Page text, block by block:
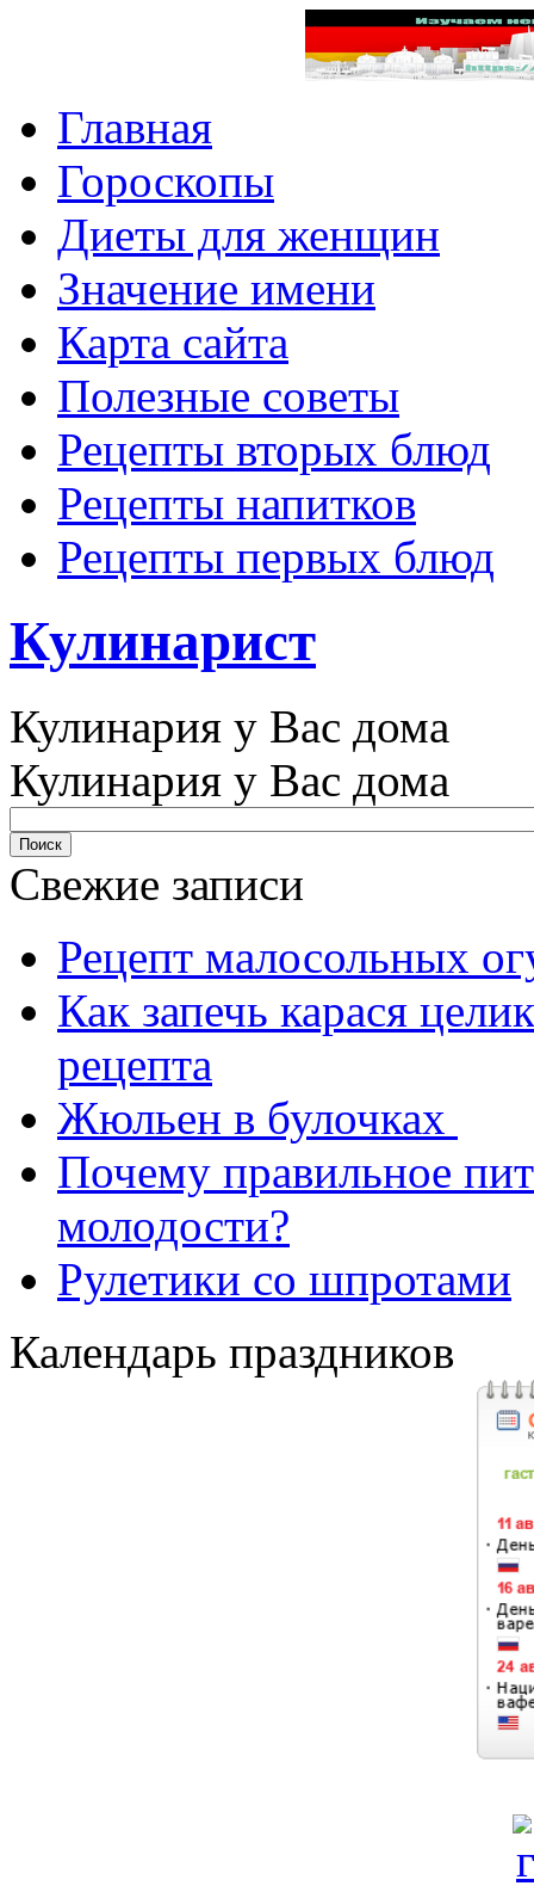
Главная
Гороскопы
Диеты для женщин
Значение имени
Карта сайта
Полезные советы
Рецепты вторых блюд
Рецепты напитков
Рецепты первых блюд
Кулинарист
Кулинария у Вас дома
Кулинария у Вас дома
Свежие записи
Рецепт малосольных
Как запечь карася
рецепта
Жюльен в булочках
Почему правильное
молодости?
Рулетики со шпротами
Календарь праздников